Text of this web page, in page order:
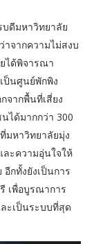
บดีมหาวิทยาลัย
จากความไม่สงบ
ได้พิจารณา
ป็นศูนย์พักพิง
จากพื้นที่เสี่ยง
ได้มากกว่า 300
มหาวิทยาลัยมุ่ง
ละความอุ่นใจให้
กทั้งยังเป็นการ
เพื่อบูรณาการ
ะเป็นระบบที่สุด